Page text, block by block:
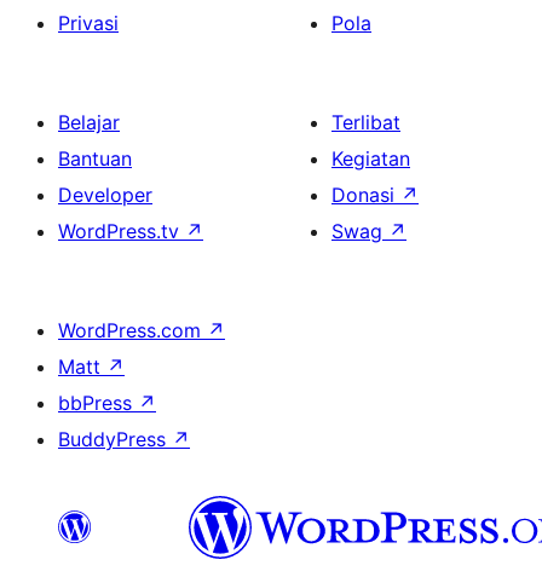
Privasi
Pola
Belajar
Bantuan
Developer
WordPress.tv ↗
Terlibat
Kegiatan
Donasi ↗
Swag ↗
WordPress.com ↗
Matt ↗
bbPress ↗
BuddyPress ↗